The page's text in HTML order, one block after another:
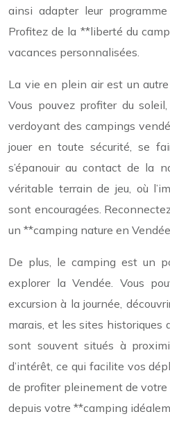
ainsi adapter leur
Profitez de la **liberté du
vacances personnalisées.
La vie en plein air est un
Vous pouvez profiter du
verdoyant des campings
jouer en toute sécurité, se
s’épanouir au contact de la
véritable terrain de jeu, où
sont encouragées.
un **camping nature en
De plus, le camping est un
explorer la Vendée. Vous
excursion à la journée,
marais, et les sites historiques
sont souvent situés à
d’intérêt, ce qui facilite vos
de profiter pleinement de votre
depuis votre **camping